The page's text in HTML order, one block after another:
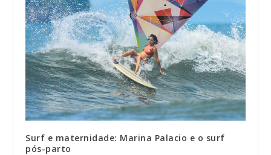
Surf e maternidade: Marina Palacio e o surf
pós-parto